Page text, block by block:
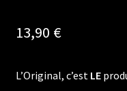
13,90 €
L’Original, c’est LE